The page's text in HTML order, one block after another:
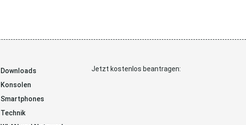
Downloads
Konsolen
Smartphones
Technik
Jetzt kostenlos beantragen: